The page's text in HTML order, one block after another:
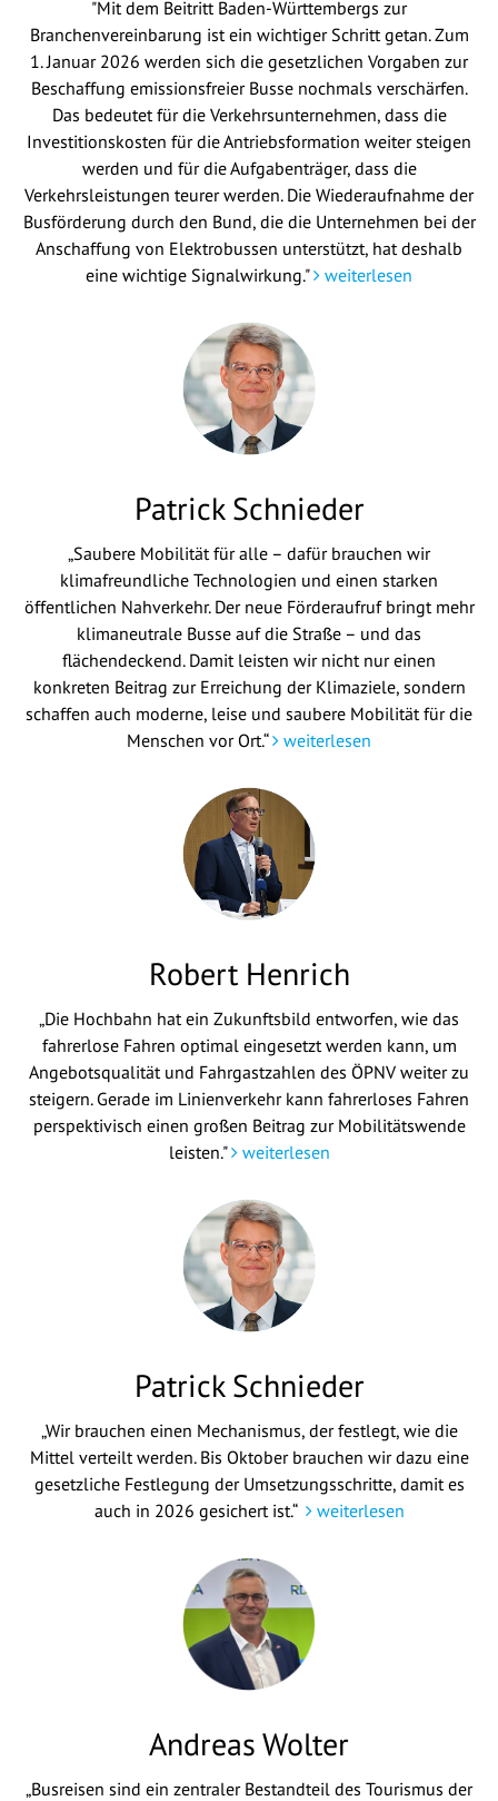
"Mit dem Beitritt Baden-Württembergs zur
Branchenvereinbarung ist ein wichtiger Schritt getan. Zum
1. Januar 2026 werden sich die gesetzlichen Vorgaben zur
Beschaffung emissionsfreier Busse nochmals verschärfen.
Das bedeutet für die Verkehrsunternehmen, dass die
Investitionskosten für die Antriebsformation weiter steigen
werden und für die Aufgabenträger, dass die
Verkehrsleistungen teurer werden. Die Wiederaufnahme der
Busförderung durch den Bund, die die Unternehmen bei der
Anschaffung von Elektrobussen unterstützt, hat deshalb
eine wichtige Signalwirkung."
weiterlesen
Patrick Schnieder
„Saubere Mobilität für alle – dafür brauchen wir
klimafreundliche Technologien und einen starken
öffentlichen Nahverkehr. Der neue Förderaufruf bringt mehr
klimaneutrale Busse auf die Straße – und das
flächendeckend. Damit leisten wir nicht nur einen
konkreten Beitrag zur Erreichung der Klimaziele, sondern
schaffen auch moderne, leise und saubere Mobilität für die
Menschen vor Ort.“
weiterlesen
Robert Henrich
„Die Hochbahn hat ein Zukunftsbild entworfen, wie das
fahrerlose Fahren optimal eingesetzt werden kann, um
Angebotsqualität und Fahrgastzahlen des ÖPNV weiter zu
steigern. Gerade im Linienverkehr kann fahrerloses Fahren
perspektivisch einen großen Beitrag zur Mobilitätswende
leisten." weiterlesen
Patrick Schnieder
„Wir brauchen einen Mechanismus, der festlegt, wie die
Mittel verteilt werden. Bis Oktober brauchen wir dazu eine
gesetzliche Festlegung der Umsetzungsschritte, damit es
auch in 2026 gesichert ist.“
weiterlesen
Andreas Wolter
„Busreisen sind ein zentraler Bestandteil des Tourismus der